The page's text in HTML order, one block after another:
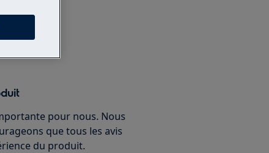
ligne
pour nous. Nous
que tous les avis
du produit.